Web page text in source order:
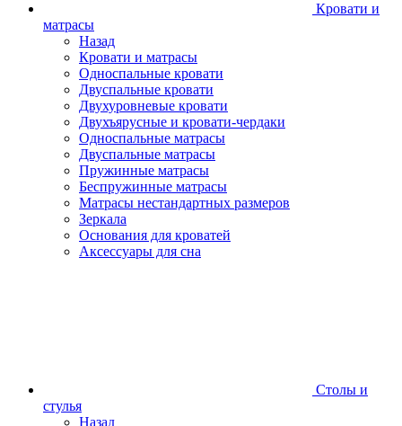
Кровати и
матрасы
Назад
Кровати и матрасы
Односпальные кровати
Двуспальные кровати
Двухуровневые кровати
Двухъярусные и кровати-чердаки
Односпальные матрасы
Двуспальные матрасы
Пружинные матрасы
Беспружинные матрасы
Матрасы нестандартных размеров
Зеркала
Основания для кроватей
Аксессуары для сна
Столы и
стулья
Назад